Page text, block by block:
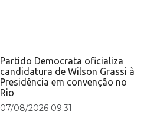
Partido Democrata oficializa
candidatura de Wilson Grassi à
Presidência em convenção no
Rio
07/08/2026 09:31